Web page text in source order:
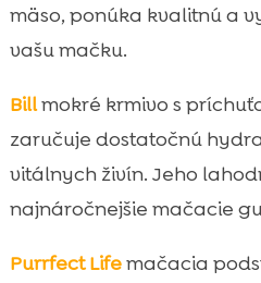
mäso, ponúka kvalitnú a
vašu mačku.
Billmokré krmivo s
zaručuje dostatočnú
vitálnych živín. Jeho
najnáročnejšie mačacie
Purrfect Lifemačacia